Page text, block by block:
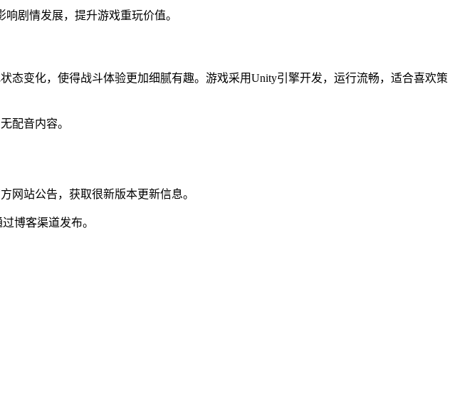
剧情发展，提升游戏重玩价值。
变化，使得战斗体验更加细腻有趣。游戏采用Unity引擎开发，运行流畅，适合喜欢策
配音内容。
网站公告，获取很新版本更新信息。
博客渠道发布。